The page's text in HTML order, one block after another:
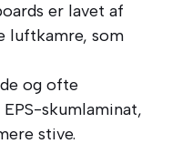
er lavet af
luftkamre, som
og ofte
skumlaminat,
stive.